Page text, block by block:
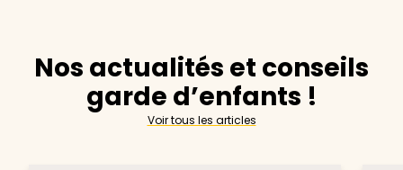
Nos actualités et conseils
garde d’enfants !
Voir tous les articles